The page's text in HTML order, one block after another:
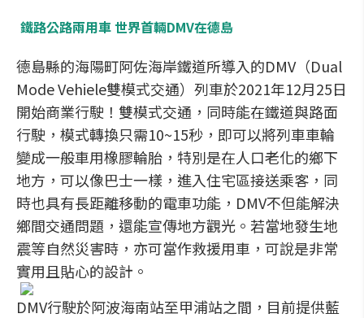
鐵路公路兩用車 世界首輛DMV在德島
德島縣的海陽町阿佐海岸鐵道所導入的DMV（Dual
Mode Vehiele雙模式交通）列車於2021年12月25日
開始商業行駛！雙模式交通，同時能在鐵道與路面
行駛，模式轉換只需10~15秒，即可以將列車車輪
變成一般車用橡膠輪胎，特別是在人口老化的鄉下
地方，可以像巴士一樣，進入住宅區接送乘客，同
時也具有長距離移動的電車功能，DMV不但能解決
鄉間交通問題，還能宣傳地方觀光。若當地發生地
震等自然災害時，亦可當作救援用車，可說是非常
實用且貼心的設計。
DMV行駛於阿波海南站至甲浦站之間，目前提供藍